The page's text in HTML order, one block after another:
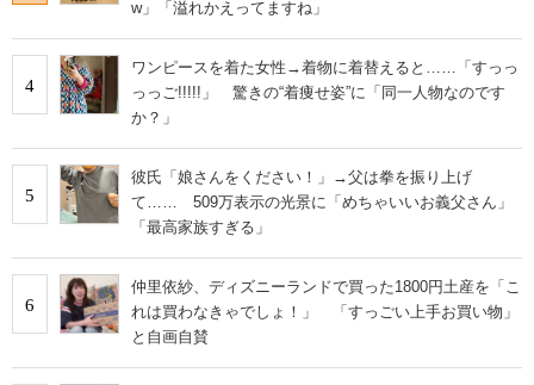
w」「溢れかえってますね」
4
ワンピースを着た女性→着物に着替えると……「すっっ
っっご!!!!!」 驚きの“着痩せ姿”に「同一人物なのです
か？」
5
彼氏「娘さんをください！」→父は拳を振り上げ
て…… 509万表示の光景に「めちゃいいお義父さん」
「最高家族すぎる」
6
仲里依紗、ディズニーランドで買った1800円土産を「こ
れは買わなきゃでしょ！」 「すっごい上手お買い物」
と自画自賛